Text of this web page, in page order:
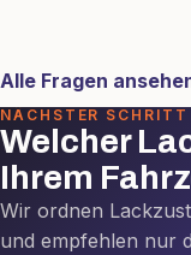
Alle Fragen
NÄCHSTER SCHRITT
Welcher
Ihrem
Wir ordnen
und empfehlen nur